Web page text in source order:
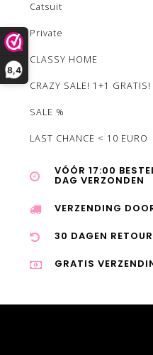
8,4
Catsuit
Private
CLASSY HOME
CRAZY SALE! 1+1 GRATIS!
SALE %
LAST CHANCE < 10 EURO
VÓÓR 17:00
DAG VERZONDEN
VERZENDING
30 DAGEN RETOUR
GRATIS